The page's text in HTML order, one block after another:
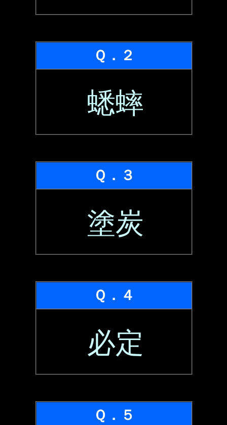
Ｑ．２
蟋蟀
Ｑ．３
塗炭
Ｑ．４
必定
Ｑ．５